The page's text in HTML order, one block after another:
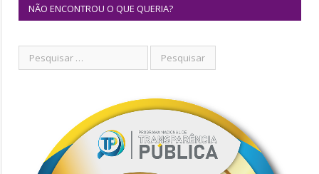
NÃO ENCONTROU O QUE QUERIA?